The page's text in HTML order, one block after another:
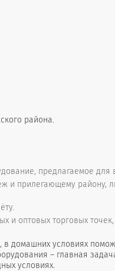
района.
предлагаемое для
и прилегающему району,
и оптовых торговых
домашних условиях
– главная
условиях.